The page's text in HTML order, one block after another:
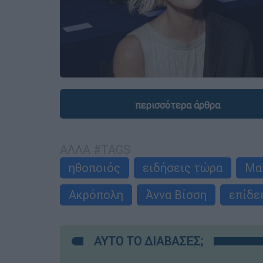
περισσότερα άρθρα
ηθοποιός
ειδήσεις τώρα
Ακρόπολη
Άννα Βίσση
ΑΥΤΟ ΤΟ ΔΙΑΒΑΣΕΣ;